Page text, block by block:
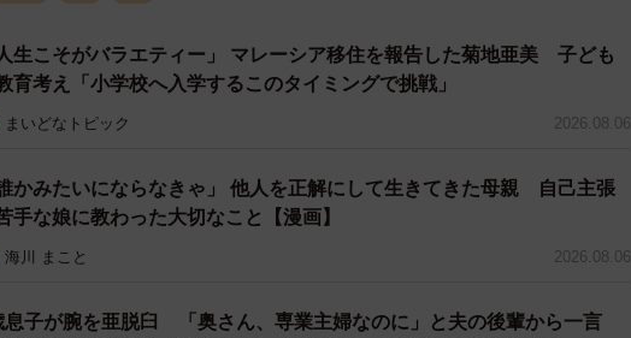
ンドと文化交流した千葉県の英語スクールが11月27日にはカンボジア
。
ートして3カ月あまり。現在、アメリカ、オーストラリア、ニュージ
ン、ブラジルなどつながった国は約早くも20カ国。近い将来の目標は
。
ていた幼稚園側や保護者は「子どもの新しい一面を見ることができま
がなくてもおもちゃ遊びを通してつながっていることにビックリしまし
人生こそがバラエティー」 マレーシア移住を報告した菊地亜美 子ども
育考え「小学校へ入学するこのタイミングで挑戦」
まいどなトピック 2026.08.06
誰かみたいにならなきゃ」 他人を正解にして生きてきた母親 自己主張
手な娘に教わった大切なこと【漫画】
海川 まこと 2026.08.06
息子が腕を亜脱臼 「奥さん、専業主婦なのに」と夫の後輩から一言